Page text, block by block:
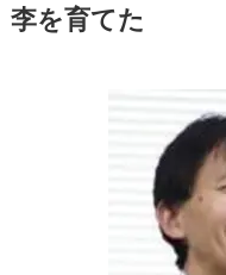
李を育てた